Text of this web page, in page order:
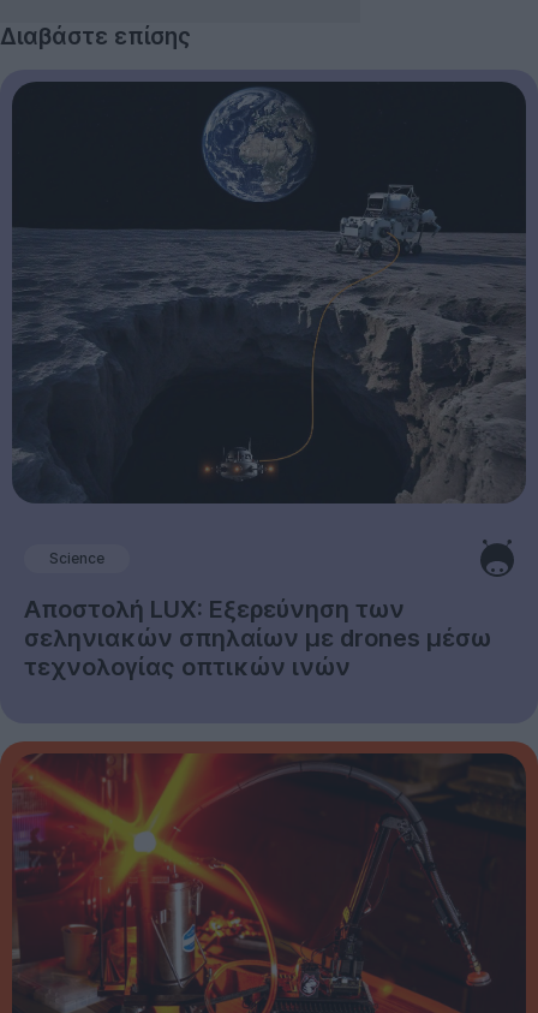
Διαβάστε επίσης
Science
Αποστολή LUX: Εξερεύνηση των
σεληνιακών σπηλαίων με drones μέσω
τεχνολογίας οπτικών ινών